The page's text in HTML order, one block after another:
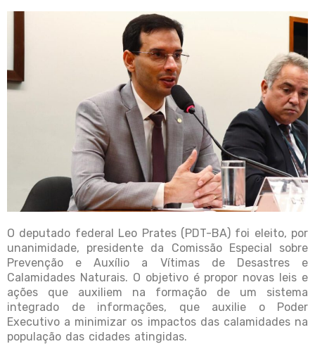
O deputado federal Leo Prates (PDT-BA) foi eleito, por
unanimidade, presidente da Comissão Especial sobre
Prevenção e Auxílio a Vítimas de Desastres e
Calamidades Naturais. O objetivo é propor novas leis e
ações que auxiliem na formação de um sistema
integrado de informações, que auxilie o Poder
Executivo a minimizar os impactos das calamidades na
população das cidades atingidas.